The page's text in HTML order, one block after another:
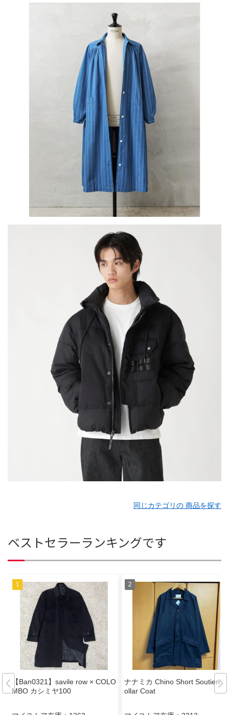
同じカテゴリの 商品を探す
ベストセラーランキングです
【Ban0321】savile row × COLO
MBO カシミヤ100
ナナミカ Chino Short Soutien C
ollar Coat